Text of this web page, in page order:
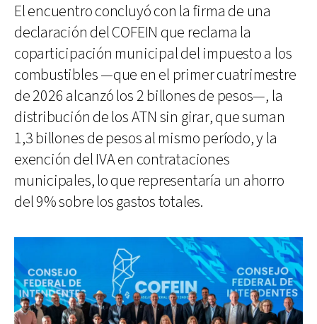
El encuentro concluyó con la firma de una
declaración del COFEIN que reclama la
coparticipación municipal del impuesto a los
combustibles —que en el primer cuatrimestre
de 2026 alcanzó los 2 billones de pesos—, la
distribución de los ATN sin girar, que suman
1,3 billones de pesos al mismo período, y la
exención del IVA en contrataciones
municipales, lo que representaría un ahorro
del 9% sobre los gastos totales.